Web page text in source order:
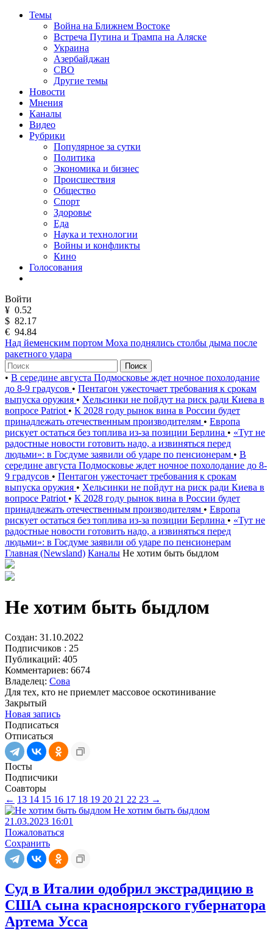
Темы
Война на Ближнем Востоке
Встреча Путина и Трампа на Аляске
Украина
Азербайджан
СВО
Другие темы
Новости
Мнения
Каналы
Видео
Рубрики
Популярное за сутки
Политика
Экономика и бизнес
Происшествия
Общество
Спорт
Здоровье
Еда
Наука и технологии
Войны и конфликты
Кино
Голосования
Войти
¥ 0.52
$ 82.17
€ 94.84
Над йеменским портом Моха поднялись столбы дыма после
ракетного удара
Поиск
• В середине августа Подмосковье ждет ночное похолодание
до 8-9 градусов • Пентагон ужесточает требования к срокам
выпуска оружия • Хельсинки не пойдут на риск ради Киева в
вопросе Patriot • К 2028 году рынок вина в России будет
принадлежать отечественным производителям • Европа
рискует остаться без топлива из-за позиции Берлина • «Тут не
радостные новости готовить надо, а извиняться перед
людьми»: в Госдуме заявили об ударе по пенсионерам • В
середине августа Подмосковье ждет ночное похолодание до 8-
9 градусов • Пентагон ужесточает требования к срокам
выпуска оружия • Хельсинки не пойдут на риск ради Киева в
вопросе Patriot • К 2028 году рынок вина в России будет
принадлежать отечественным производителям • Европа
рискует остаться без топлива из-за позиции Берлина • «Тут не
радостные новости готовить надо, а извиняться перед
людьми»: в Госдуме заявили об ударе по пенсионерам
Главная (Newsland) Каналы Не хотим быть быдлом
Не хотим быть быдлом
Создан: 31.10.2022
Подписчиков : 25
Публикаций: 405
Комментариев: 6674
Владелец: Сова
Для тех, кто не приемлет массовое оскотинивание
Закрытый
Новая запись
Подписаться
Отписаться
Посты
Подписчики
Соавторы
← 13 14 15 16 17 18 19 20 21 22 23 →
Не хотим быть быдлом
21.03.2023 16:01
Пожаловаться
Сохранить
Суд в Италии одобрил экстрадицию в
США сына красноярского губернатора
Артема Усса